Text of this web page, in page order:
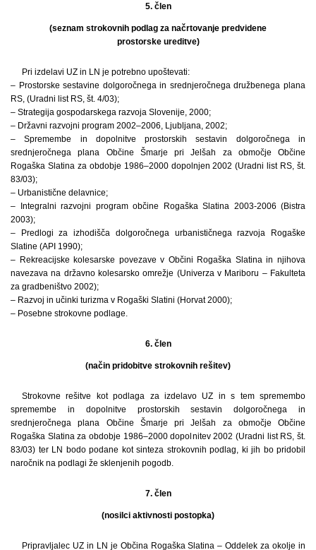
5. člen
(seznam strokovnih podlag za načrtovanje predvidene
prostorske ureditve)
Pri izdelavi UZ in LN je potrebno upoštevati:
– Prostorske sestavine dolgoročnega in srednjeročnega družbenega plana
RS, (Uradni list RS, št. 4/03);
– Strategija gospodarskega razvoja Slovenije, 2000;
– Državni razvojni program 2002–2006, Ljubljana, 2002;
– Spremembe in dopolnitve prostorskih sestavin dolgoročnega in
srednjeročnega plana Občine Šmarje pri Jelšah za območje Občine
Rogaška Slatina za obdobje 1986–2000 dopolnjen 2002 (Uradni list RS, št.
83/03);
– Urbanistične delavnice;
– Integralni razvojni program občine Rogaška Slatina 2003-2006 (Bistra
2003);
– Predlogi za izhodišča dolgoročnega urbanističnega razvoja Rogaške
Slatine (API 1990);
– Rekreacijske kolesarske povezave v Občini Rogaška Slatina in njihova
navezava na državno kolesarsko omrežje (Univerza v Mariboru – Fakulteta
za gradbeništvo 2002);
– Razvoj in učinki turizma v Rogaški Slatini (Horvat 2000);
– Posebne strokovne podlage.
6. člen
(način pridobitve strokovnih rešitev)
Strokovne rešitve kot podlaga za izdelavo UZ in s tem spremembo
spremembe in dopolnitve prostorskih sestavin dolgoročnega in
srednjeročnega plana Občine Šmarje pri Jelšah za območje Občine
Rogaška Slatina za obdobje 1986–2000 dopolnitev 2002 (Uradni list RS, št.
83/03) ter LN bodo podane kot sinteza strokovnih podlag, ki jih bo pridobil
naročnik na podlagi že sklenjenih pogodb.
7. člen
(nosilci aktivnosti postopka)
Pripravljalec UZ in LN je Občina Rogaška Slatina – Oddelek za okolje in